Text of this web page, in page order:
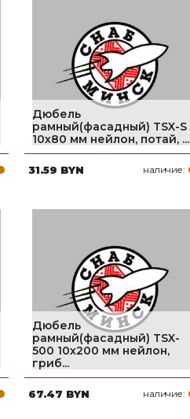
Дюбель
рамный(фасадный) TSX-S
10х80 мм нейлон, потай, ...
31.59 BYN наличие:
Дюбель
рамный(фасадный) TSX-
500 10х200 мм нейлон,
гриб...
67.47 BYN наличие: